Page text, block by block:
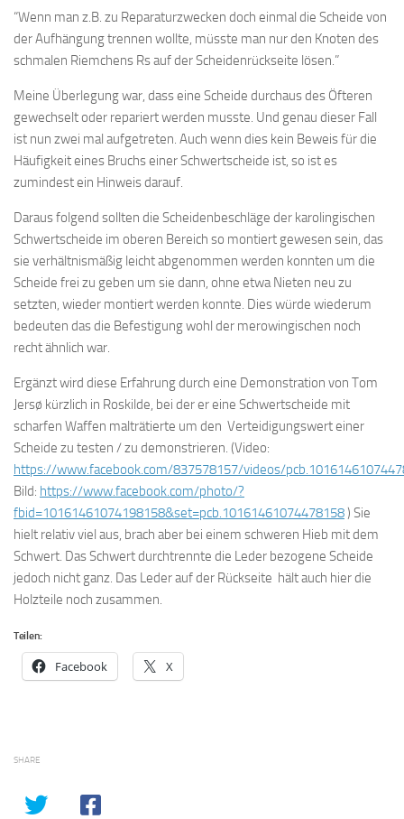
“Wenn man z.B. zu Reparaturzwecken doch einmal die Scheide von
der Aufhängung trennen wollte, müsste man nur den Knoten des
schmalen Riemchens Rs auf der Scheidenrückseite lösen.”
Meine Überlegung war, dass eine Scheide durchaus des Öfteren
gewechselt oder repariert werden musste. Und genau dieser Fall
ist nun zwei mal aufgetreten. Auch wenn dies kein Beweis für die
Häufigkeit eines Bruchs einer Schwertscheide ist, so ist es
zumindest ein Hinweis darauf.
Daraus folgend sollten die Scheidenbeschläge der karolingischen
Schwertscheide im oberen Bereich so montiert gewesen sein, das
sie verhältnismäßig leicht abgenommen werden konnten um die
Scheide frei zu geben um sie dann, ohne etwa Nieten neu zu
setzten, wieder montiert werden konnte. Dies würde wiederum
bedeuten das die Befestigung wohl der merowingischen noch
recht ähnlich war.
Ergänzt wird diese Erfahrung durch eine Demonstration von Tom
Jersø kürzlich in Roskilde, bei der er eine Schwertscheide mit
scharfen Waffen malträtierte um den Verteidigungswert einer
Scheide zu testen / zu demonstrieren. (Video:
https://www.facebook.com/837578157/videos/
Bild: https://www.facebook.com/photo/?
fbid=10161461074198158&set=pcb.10161461074478158 ) Sie
hielt relativ viel aus, brach aber bei einem schweren Hieb mit dem
Schwert. Das Schwert durchtrennte die Leder bezogene Scheide
jedoch nicht ganz. Das Leder auf der Rückseite hält auch hier die
Holzteile noch zusammen.
Teilen:
Facebook X
SHARE